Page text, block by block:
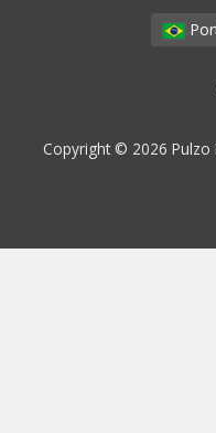
Copyright © 2026 Pulzo